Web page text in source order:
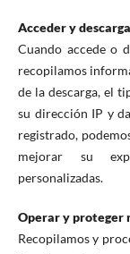
Acceder y
Cuando accede o
recopilamos
de la descarga, el
su dirección IP y
registrado,
mejorar su
personalizadas.
Operar y proteger
Recopilamos y